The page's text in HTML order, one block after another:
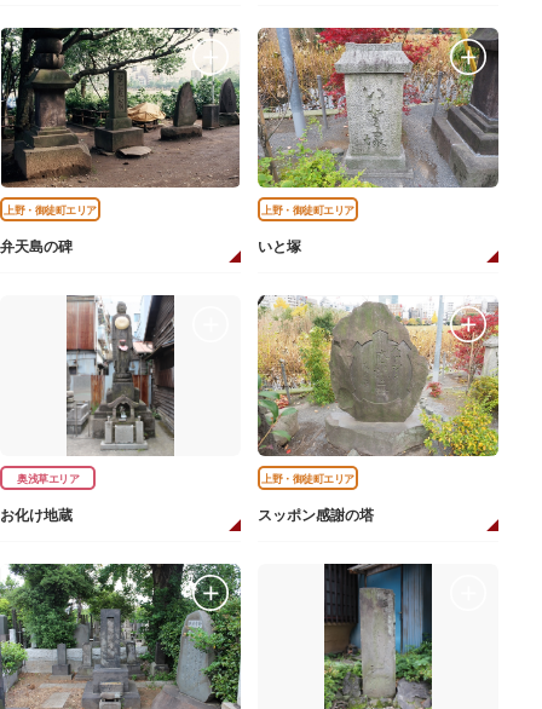
上野・御徒町エリア
弁天島の碑
上野・御徒町エリア
いと塚
奥浅草エリア
お化け地蔵
上野・御徒町エリア
スッポン感謝の塔